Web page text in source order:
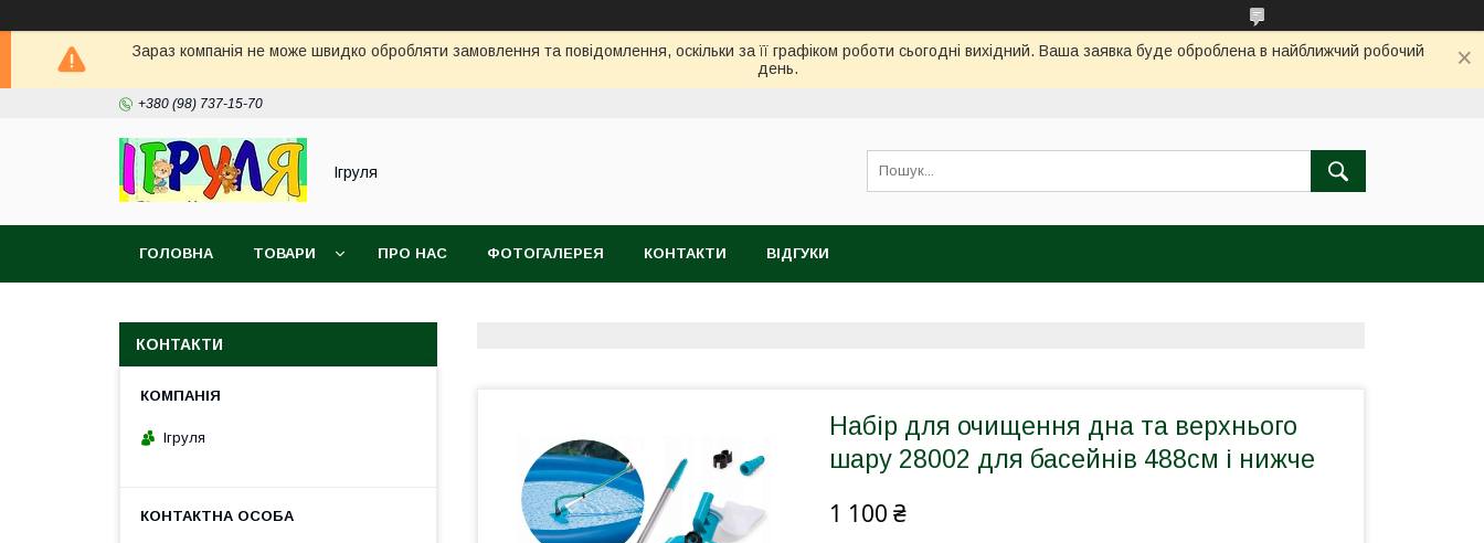
Зараз компанія не може швидко обробляти замовлення та повідомлення, оскільки за її графіком роботи сьогодні вихідний. Ваша заявка буде оброблена в найближчий робочий
день.
+380 (98) 737-15-70
Ігруля
ГОЛОВНА ТОВАРИ ПРО НАС ФОТОГАЛЕРЕЯ КОНТАКТИ ВІДГУКИ
Набір для очищення дна та верхнього
шару 28002 для басейнів 488см і нижче
1 100 ₴
КОНТАКТИ
Ігруля